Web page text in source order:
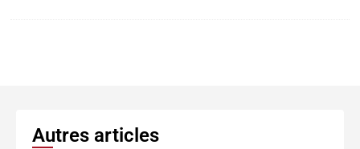
Autres articles